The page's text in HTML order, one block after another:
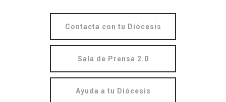
Contacta con tu Diócesis
Sala de Prensa 2.0
Ayuda a tu Diócesis